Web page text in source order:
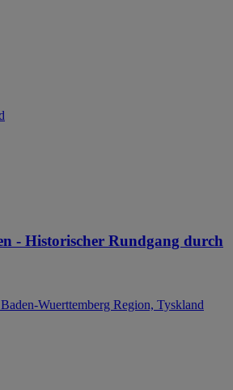
- Historischer Rundgang durch
Wuerttemberg Region, Tyskland